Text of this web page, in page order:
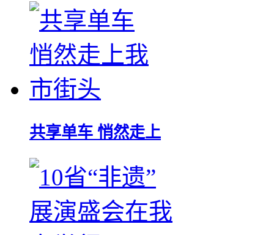
共享单车 悄然走上